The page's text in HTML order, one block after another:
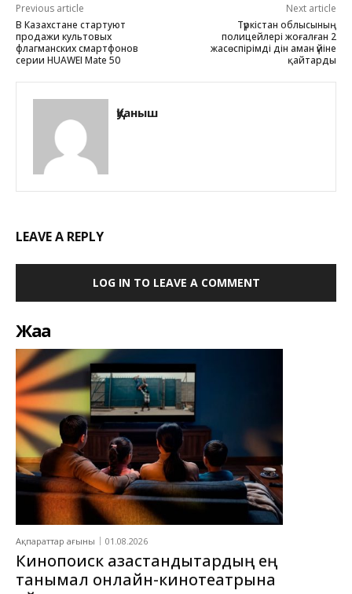
Previous article
В Казахстане стартуют
продажи культовых
флагманских смартфонов
серии HUAWEI Mate 50
Next article
Түркістан облысының
полицейлері жоғалған 2
жасөспірімді дін аман үйіне
қайтарды
Қуаныш
LEAVE A REPLY
LOG IN TO LEAVE A COMMENT
Жаңа
Ақпараттар ағыны 01.08.2026
Кинопоиск қазақстандықтардың ең
танымал онлайн-кинотеатрына